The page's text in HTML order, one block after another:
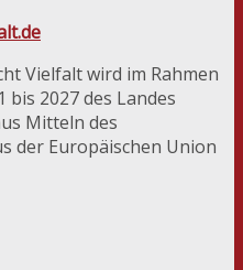
Vielfalt wird im Rahmen
bis 2027 des Landes
Mitteln des
der Europäischen Union